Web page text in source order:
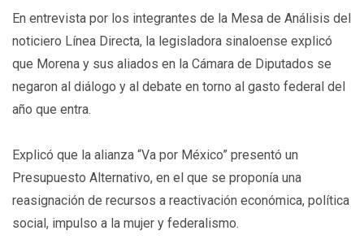
En entrevista por los integrantes de la Mesa de Análisis del
noticiero Línea Directa, la legisladora sinaloense explicó
que Morena y sus aliados en la Cámara de Diputados se
negaron al diálogo y al debate en torno al gasto federal del
año que entra.
Explicó que la alianza “Va por México” presentó un
Presupuesto Alternativo, en el que se proponía una
reasignación de recursos a reactivación económica, política
social, impulso a la mujer y federalismo.